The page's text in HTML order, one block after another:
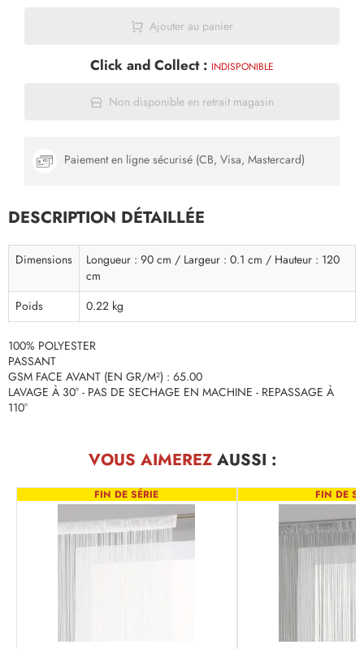
Ajouter au panier
Click and Collect : INDISPONIBLE
Non disponible en retrait magasin
Paiement en ligne sécurisé (CB, Visa, Mastercard)
DESCRIPTION DÉTAILLÉE
Dimensions
Longueur : 90 cm / Largeur : 0.1 cm / Hauteur : 120
cm
Poids
0.22 kg
100% POLYESTER
PASSANT
GSM FACE AVANT (EN GR/M²) : 65.00
LAVAGE À 30° - PAS DE SECHAGE EN MACHINE - REPASSAGE À
110°
VOUS AIMEREZAUSSI :
FIN DE SÉRIE FIN DE